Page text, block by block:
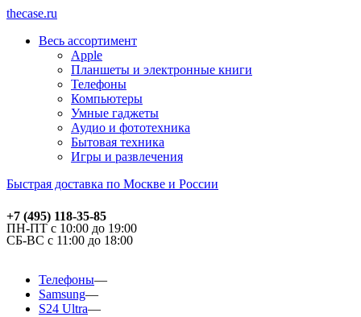
thecase.ru
Весь ассортимент
Apple
Планшеты и электронные книги
Телефоны
Компьютеры
Умные гаджеты
Аудио и фототехника
Бытовая техника
Игры и развлечения
Быстрая доставка по Москве и России
+7 (495) 118-35-85
ПН-ПТ с 10:00 до 19:00
СБ-ВС с 11:00 до 18:00
Телефоны
Samsung
S24 Ultra